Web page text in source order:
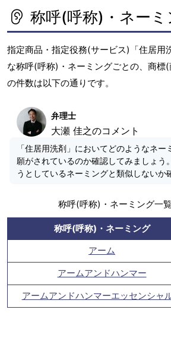
称呼(呼称)・ネー
指定商品・指定役務(サービス)「住居用
な称呼(呼称)・ネーミングごとの、商標
の件数は以下の通りです。
弁理士
大瀬 佳之のコメント
「住居用洗剤」においてどのようなネー
願がされているのか確認してみましょう
うとしているネーミングと類似しないか
称呼(呼称)・ネーミング一
称呼(呼称)・ネーミング
アーム
アームアンドハンマー
アームアンドハンマーエッセンシャ